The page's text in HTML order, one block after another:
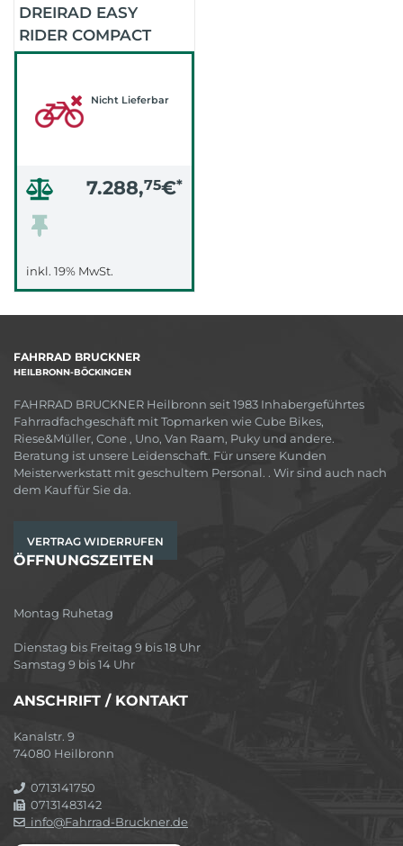
DREIRAD EASY
RIDER COMPACT
PLUS 1,4-1,7CM
MÖGLICH)Nicht Lieferbar
7.288,75€*
inkl. 19% MwSt.
FAHRRAD BRUCKNER
HEILBRONN-BÖCKINGEN
FAHRRAD BRUCKNER Heilbronn seit 1983 Inhabergeführtes
Fahrradfachgeschäft mit Topmarken wie Cube Bikes,
Riese&Müller, Cone , Uno, Van Raam, Puky und andere.
Beratung ist unsere Leidenschaft. Für unsere Kunden
Meisterwerkstatt mit geschultem Personal. . Wir sind auch nach
dem Kauf für Sie da.
VERTRAG WIDERRUFEN
ÖFFNUNGSZEITEN
Montag Ruhetag
Dienstag bis Freitag 9 bis 18 Uhr
Samstag 9 bis 14 Uhr
ANSCHRIFT / KONTAKT
Kanalstr. 9
74080 Heilbronn
0713141750
07131483142
info@Fahrrad-Bruckner.de